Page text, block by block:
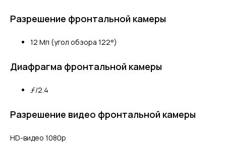
Разрешение фронтальной камеры
12 Мп (угол обзора 122°)
Диафрагма фронтальной камеры
ƒ/2.4
Разрешение видео фронтальной камеры
HD-видео 1080p